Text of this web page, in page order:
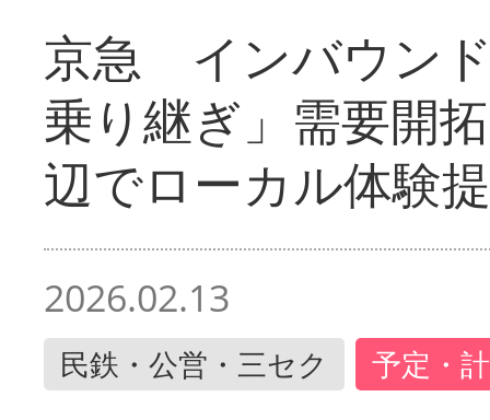
京急 インバウン
乗り継ぎ」需要開
辺でローカル体験
2026.02.13
民鉄・公営・三セク 予定・